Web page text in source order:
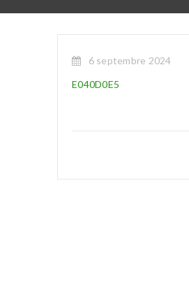
6 septembre 2024
E040D0E5